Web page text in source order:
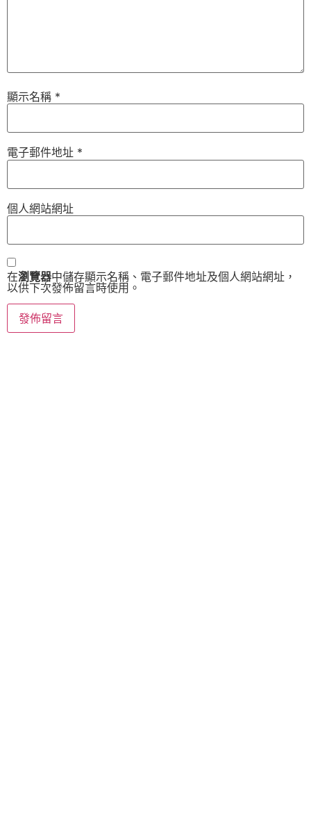
顯示名稱 *
電子郵件地址 *
個人網站網址
在瀏覽器中儲存顯示名稱、電子郵件地址及個人網站網址，
以供下次發佈留言時使用。